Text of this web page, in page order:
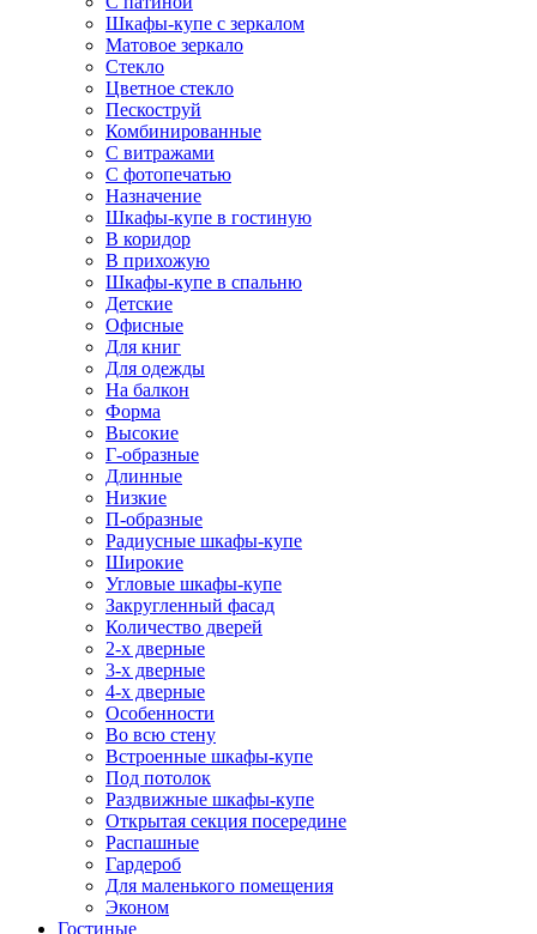
Шкафы-купе с зеркалом
Матовое зеркало
Стекло
Цветное стекло
Пескоструй
Комбинированные
С витражами
С фотопечатью
Назначение
Шкафы-купе в гостиную
В коридор
В прихожую
Шкафы-купе в спальню
Детские
Офисные
Для книг
Для одежды
На балкон
Форма
Высокие
Г-образные
Длинные
Низкие
П-образные
Радиусные шкафы-купе
Широкие
Угловые шкафы-купе
Закругленный фасад
Количество дверей
2-х дверные
3-х дверные
4-х дверные
Особенности
Во всю стену
Встроенные шкафы-купе
Под потолок
Раздвижные шкафы-купе
Открытая секция посередине
Распашные
Гардероб
Для маленького помещения
Эконом
Гостиные